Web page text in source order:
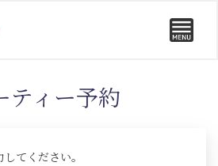
ティー予約
てください。